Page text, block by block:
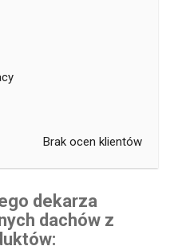
Brak ocen klientów
dekarza
dachów z